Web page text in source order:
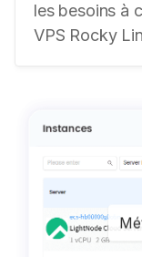
les besoins à
VPS Rocky